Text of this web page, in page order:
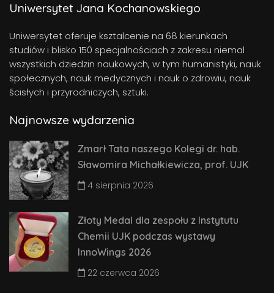
Uniwersytet Jana Kochanowskiego
Uniwersytet oferuje ksztalcenie na 68 kierunkach
studiów i blisko 150 specjalnościach z zakresu niemal
wszystkich dziedzin naukowych, w tym humanistyki, nauk
społecznych, nauk medycznych i nauk o zdrowiu, nauk
ścisłych i przyrodniczych, sztuki.
Najnowsze wydarzenia
Zmarł Tata naszego Kolegi dr. hab.
Sławomira Michałkiewicza, prof. UJK
4 sierpnia 2026
Złoty Medal dla zespołu z Instytutu
Chemii UJK podczas wystawy
InnoWings 2026
22 czerwca 2026